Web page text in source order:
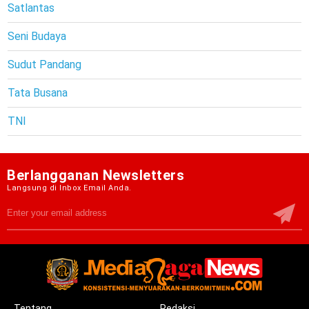
Satlantas
Seni Budaya
Sudut Pandang
Tata Busana
TNI
Berlangganan Newsletters
Langsung di Inbox Email Anda.